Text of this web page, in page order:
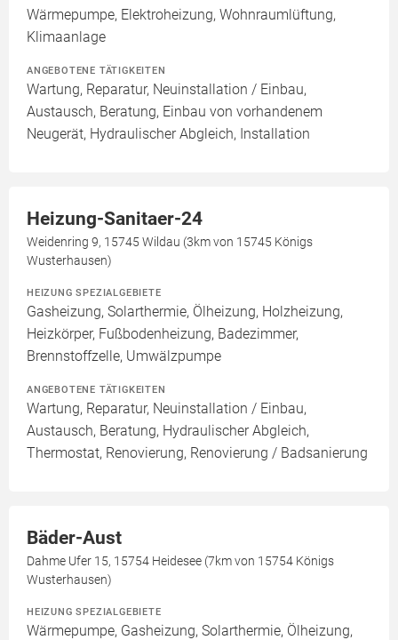
Wärmepumpe, Elektroheizung, Wohnraumlüftung,
Klimaanlage
ANGEBOTENE TÄTIGKEITEN
Wartung, Reparatur, Neuinstallation / Einbau,
Austausch, Beratung, Einbau von vorhandenem
Neugerät, Hydraulischer Abgleich, Installation
Heizung-Sanitaer-24
Weidenring 9, 15745 Wildau (3km von 15745 Königs
Wusterhausen)
HEIZUNG SPEZIALGEBIETE
Gasheizung, Solarthermie, Ölheizung, Holzheizung,
Heizkörper, Fußbodenheizung, Badezimmer,
Brennstoffzelle, Umwälzpumpe
ANGEBOTENE TÄTIGKEITEN
Wartung, Reparatur, Neuinstallation / Einbau,
Austausch, Beratung, Hydraulischer Abgleich,
Thermostat, Renovierung, Renovierung / Badsanierung
Bäder-Aust
Dahme Ufer 15, 15754 Heidesee (7km von 15754 Königs
Wusterhausen)
HEIZUNG SPEZIALGEBIETE
Wärmepumpe, Gasheizung, Solarthermie, Ölheizung,